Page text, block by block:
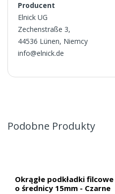
Producent
Elnick UG
Zechenstraße 3,
44536 Lünen, Niemcy
info@elnick.de
Podobne Produkty
Okrągłe podkładki
o średnicy 15mm - Czarne